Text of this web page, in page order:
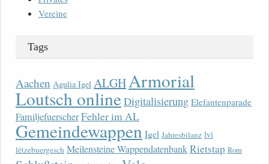
Vereine
Tags
Aachen Agulia Igel ALGHArmorial
Loutsch onlineDigitalisierung Elefantenparade
FamiljefuerscherFehler im AL
Gemeindewappen Igel Jahresbilanz lvi
lëtzebuergesch Meilensteine WappendatenbankRietstap Rom